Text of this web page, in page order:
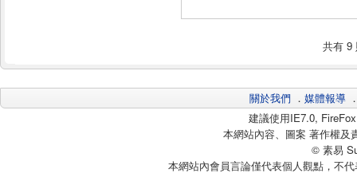
共有 9
關於我們 ． 媒體報導
建議使用IE7.0,
本網站內容、圖案 著作權及
© 素易
本網站內會員言論僅代表個人觀點，不